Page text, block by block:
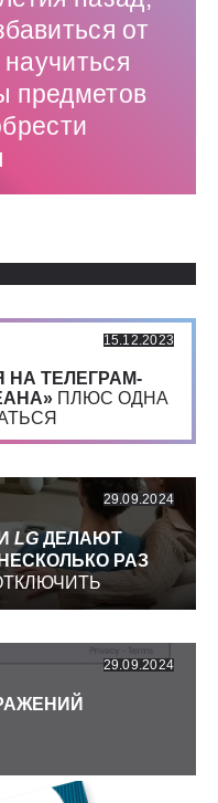
от
предметов
15.12.2023
НА ТЕЛЕГРАМ-
ПЛЮС ОДНА
29.09.2024
И LGДЕЛАЮТ
РАЗ
29.09.2024